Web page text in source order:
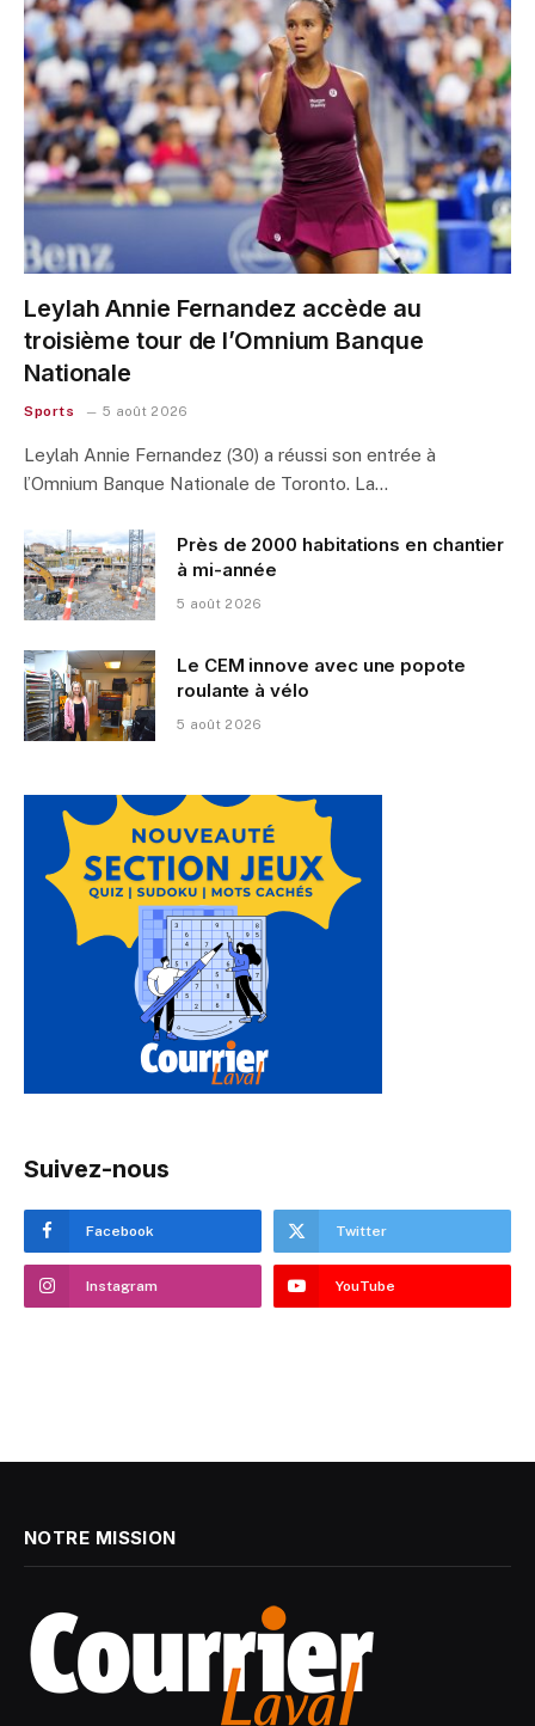
Leylah Annie Fernandez accède au
troisième tour de l’Omnium Banque
Nationale
Sports 5 août 2026
Leylah Annie Fernandez (30) a réussi son entrée à
l’Omnium Banque Nationale de Toronto. La…
Près de 2000 habitations en chantier
à mi-année
5 août 2026
Le CEM innove avec une popote
roulante à vélo
5 août 2026
Suivez-nous
Facebook Twitter
Instagram YouTube
NOTRE MISSION